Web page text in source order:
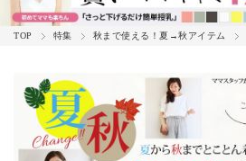
TOP 特集 秋まで使える！夏→秋アイテム